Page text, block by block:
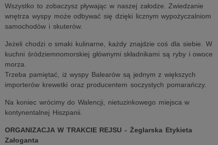
Wszystko to zobaczysz pływając w naszej załodze. Zwiedzanie
wnętrza wyspy może odbywać się dzięki licznym wypożyczalniom
samochodów i skuterów.
Jeżeli chodzi o smaki kulinarne, każdy znajdzie coś dla siebie. W
kuchni śródziemnomorskiej głównymi składnikami są ryby i owoce
morza.
Trzeba pamiętać, iż wyspy Balearów są jednym z większych
importerów krewetki oraz producentem soczystych pomarańczy.
Na koniec wrócimy do Walencji, nietuzinkowego miejsca w
kontynentalnej Hiszpanii.
ORGANIZACJA W TRAKCIE REJSU - Żeglarska Etykieta
Załoganta